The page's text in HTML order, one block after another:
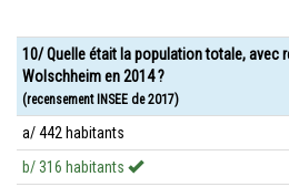
10/ Quelle était la population totale, avec
Wolschheim en 2014 ?
(recensement INSEE de 2017)
a/ 442 habitants
b/ 316 habitants